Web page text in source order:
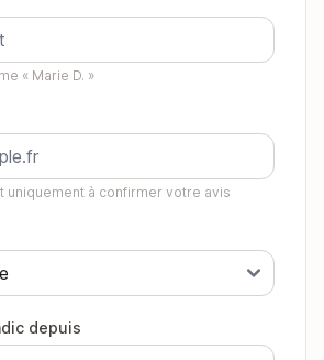
« Marie D. »
uniquement à confirmer votre avis
depuis